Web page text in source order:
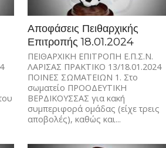
Αποφάσεις Πειθαρχικής
Επιτροπής 18.01.2024
ΠΕΙΘΑΡΧΙΚΗ ΕΠΙΤΡΟΠΗ Ε.Π.Σ.Ν.
ΛΑΡΙΣΑΣ ΠΡΑΚΤΙΚΟ 13/18.01.2024
ΠΟΙΝΕΣ ΣΩΜΑΤΕΙΩΝ 1. Στο
σωματείο ΠΡΟΟΔΕΥΤΙΚΗ
ΒΕΡΔΙΚΟΥΣΣΑΣ για κακή
συμπεριφορά ομάδας (είχε τρεις
αποβολές), καθώς και...